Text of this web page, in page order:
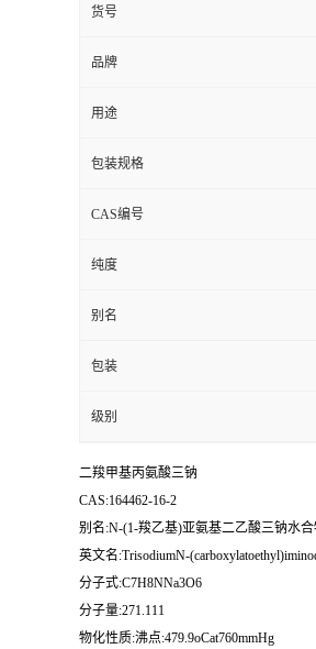
货号
品牌
用途
包装规格
CAS编号
纯度
别名
包装
级别
二羧甲基丙氨酸三钠
CAS:164462-16-2
别名:N-(1-羧乙基)亚氨基二乙酸三钠水
英文名:TrisodiumN-
分子式:C7H8NNa3O6
分子量:271.111
物化性质:沸点:479.9oCat760mmHg